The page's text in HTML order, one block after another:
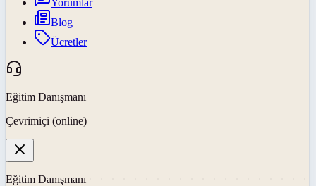
Blog
Ücretler
Eğitim Danışmanı
Çevrimiçi (online)
Eğitim Danışmanı